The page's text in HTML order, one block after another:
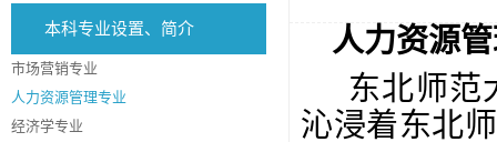
本科专业设置、简介
市场营销专业
人力资源管理专业
经济学专业
人力资源
东北师范
沁浸着东北